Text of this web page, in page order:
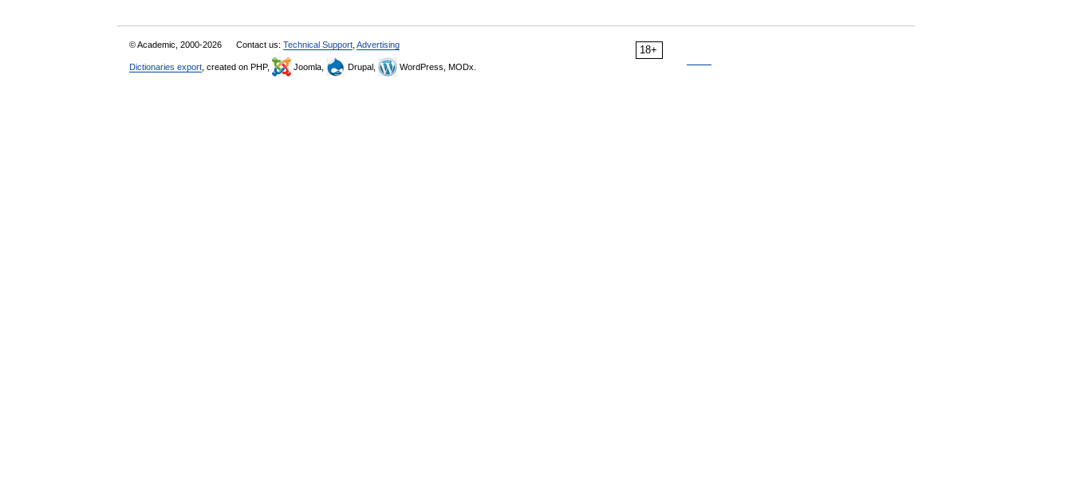
18+
© Academic, 2000-2026 Contact us: Technical Support Advertising
Dictionaries export , created on PHP, Joomla, Drupal, WordPress, MODx.